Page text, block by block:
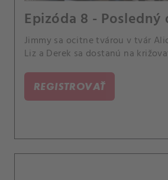
Epizóda 8 - Posledný
Jimmy sa ocitne tvárou v tvár
Liz a Derek sa dostanú na
REGISTROVAŤ